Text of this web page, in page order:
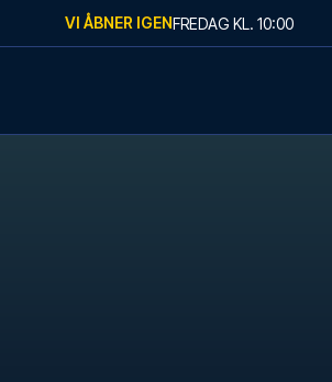
VI ÅBNER IGENFREDAG KL. 10:00